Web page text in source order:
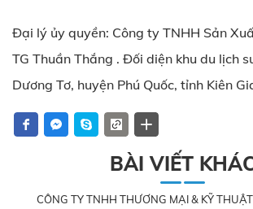
Đại lý ủy quyền: Công ty TNHH Sản
TG Thuần Thắng . Đối diện khu du lịch
Dương Tơ, huyện Phú Quốc, tỉnh Kiên
BÀI VIẾT
CÔNG TY TNHH THƯƠNG MẠI & KỸ